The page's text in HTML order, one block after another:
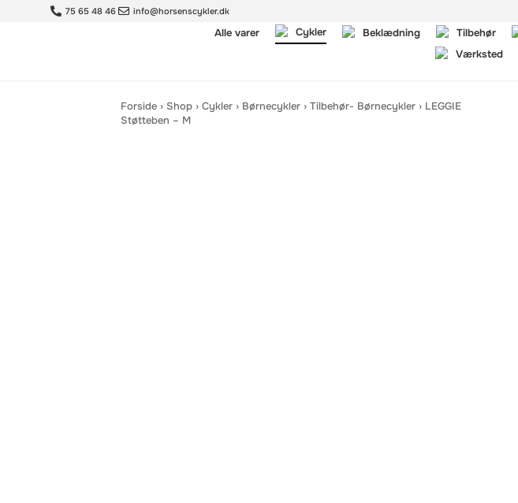
75 65 48 46 info@horsenscykler.dk
Alle varer Cykler Beklædning Tilbehør
Værksted
Forside› Shop› Cykler› Børnecykler› Tilbehør- Børnecykler› LEGGIE
Støtteben – M